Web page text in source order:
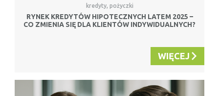
kredyty, pożyczki
RYNEK KREDYTÓW HIPOTECZNYCH LATEM 2025 –
CO ZMIENIA SIĘ DLA KLIENTÓW INDYWIDUALNYCH?
WIĘCEJ